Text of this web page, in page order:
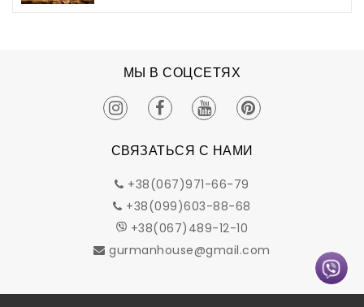
МЫ В СОЦСЕТЯХ
СВЯЗАТЬСЯ С НАМИ
+38(067)971-66-79
+38(099)603-88-68
+38(067)489-12-10
gurmanhouse@gmail.com